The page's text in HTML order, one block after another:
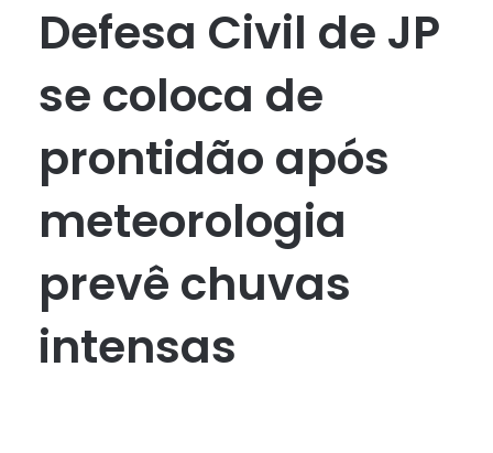
Defesa Civil de JP
se coloca de
prontidão após
meteorologia
prevê chuvas
intensas